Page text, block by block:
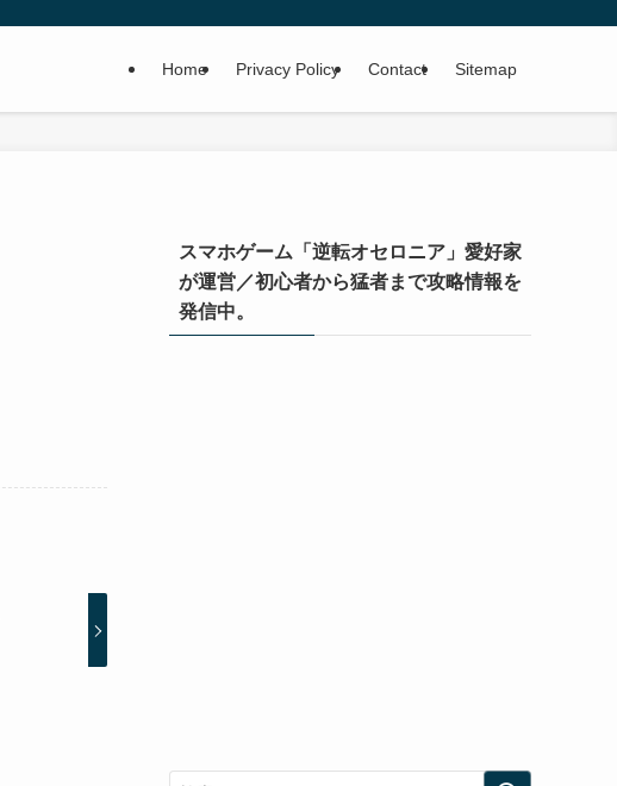
Home Privacy Policy Contact Sitemap
スマホゲーム「逆転オセロニア」愛好家
が運営／初心者から猛者まで攻略情報を
発信中。